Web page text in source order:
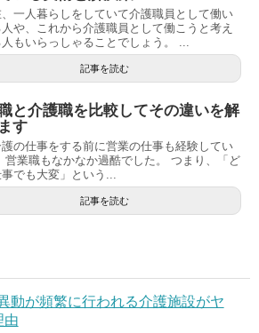
一人暮らしをしていて介護職員として働い
や、これから介護職員として働こうと考え
もいらっしゃることでしょう。 ...
記事を読む
と介護職を比較してその違いを解
す
の仕事をする前に営業の仕事も経験してい
営業職もなかなか過酷でした。 つまり、「ど
でも大変」という...
記事を読む
動が頻繁に行われる介護施設がヤ
由